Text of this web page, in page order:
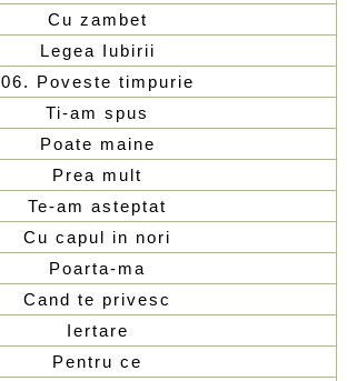
Cu zambet
Legea Iubirii
06. Poveste timpurie
Ti-am spus
Poate maine
Prea mult
Te-am asteptat
Cu capul in nori
Poarta-ma
Cand te privesc
Iertare
Pentru ce